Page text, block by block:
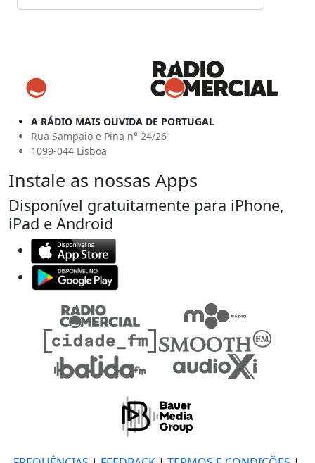
A RÁDIO MAIS OUVIDA DE PORTUGAL
Rua Sampaio e Pina n° 24/26
1099-044 Lisboa
Instale as nossas Apps
Disponível gratuitamente para iPhone,
iPad e Android